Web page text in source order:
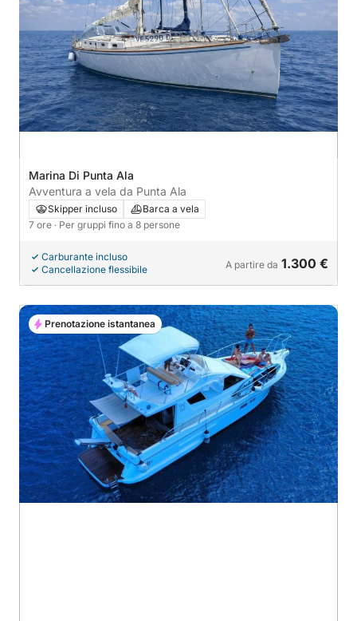
Marina Di Punta Ala
Avventura a vela da Punta Ala
Skipper incluso
Barca a vela
7 ore · Per gruppi fino a 8 persone
Carburante incluso
Cancellazione flessibile
A partire da 1.300 €
Prenotazione istantanea